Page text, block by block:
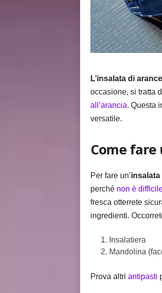
L’insalata di
occasione, si tratta
all’arancia. Questa
versatile.
Come fare
Per fare un’
perché non è
fresca otterrete
ingredienti.
Insalatiera
Mandolina
Prova altri antipasti